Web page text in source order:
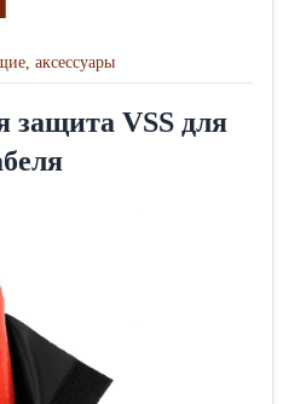
аксессуары
защита VSS для